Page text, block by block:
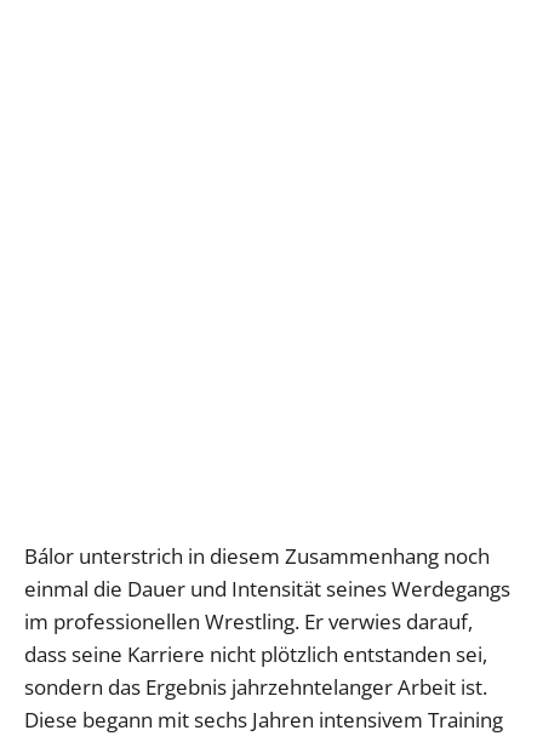
Bálor unterstrich in diesem Zusammenhang noch
einmal die Dauer und Intensität seines Werdegangs
im professionellen Wrestling. Er verwies darauf,
dass seine Karriere nicht plötzlich entstanden sei,
sondern das Ergebnis jahrzehntelanger Arbeit ist.
Diese begann mit sechs Jahren intensivem Training